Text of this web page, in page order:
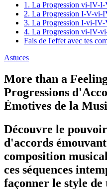
1. La Progression vi-IV-
2. La Progression I-V-vi-
3. La Progression I-vi-
4. La Progression vi-IV-
Fais de l'effet avec tes
Astuces
More than a
Progressions
Émotives de la
Découvre le
d'accords
composition
ces séquences
façonner le style de